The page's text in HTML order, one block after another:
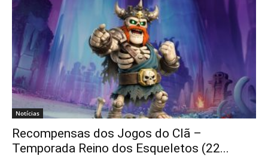
Notícias
Recompensas dos Jogos do Clã –
Temporada Reino dos Esqueletos (22...